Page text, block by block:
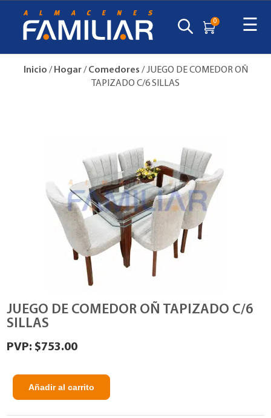
0 ☰
Inicio / Hogar/ Comedores / JUEGO DE COMEDOR OÑ
TAPIZADO C/6 SILLAS
JUEGO DE COMEDOR OÑ TAPIZADO C/6
SILLAS
$753.00
JUEGO
Añadir al carrito